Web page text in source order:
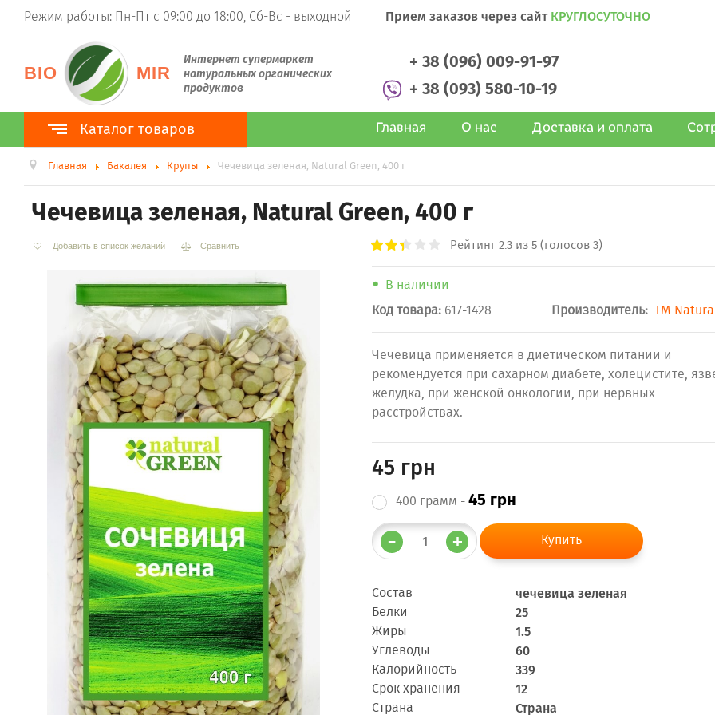
Режим работы: Пн-Пт с 09:00 до 18:00, Сб-Вс - выходной Прием заказов через сайт КРУГЛОСУТОЧНО
BIO MIR
Интернет супермаркет
натуральных органических
продуктов
+ 38 (096) 009-91-97
+ 38 (093) 580-10-19
Каталог товаров
Каталог товаров
ТМ BioPlanet
ТМ BioNota
Суперфуды
Ростки пшеницы (витграсс)
Ростки ячменя (барлейграсс)
Моринга
Ацерола
Хлорелла
Псиллиум
Спирулина
Ягоды годжи
Киноа
Чиа
Суперфуды Bio
Шпинат
Лукума
Мака перуанская
Растительный протеин
Органические продукты (прочее)
Бакалея
Макаронные изделия без глютена
Зерно для проращивания
Хлопья
Мука, солод, крохмал
Клетчатка, шрот
Рис
Крупы
Отруби и хлопья
Бобовые
Соль, специи, приправы
Кулинарные добавки
Диабетические продукты
Растительные масла
Главная О нас Доставка и оплата
Главная Бакалея Крупы Чечевица зеленая, Natural Green, 400 г
Чечевица зеленая, Natural Green, 400 г
Рейтинг2.3 из 5 (голосов 3)
В наличии
Код товара: 617-1428 Производитель: ТМ
Чечевица применяется в диетическом питании и
рекомендуется при сахарном диабете, холецистите,
желудка, при женской онкологии, при нервных
расстройствах.
Добавить в список желаний Сравнить
45 грн
400 грамм -45 грн
Состав чечевица зеленая
Белки 25
Жиры 1.5
Углеводы 60
Калорийность 339
Срок хранения 12
Cтрана Страна